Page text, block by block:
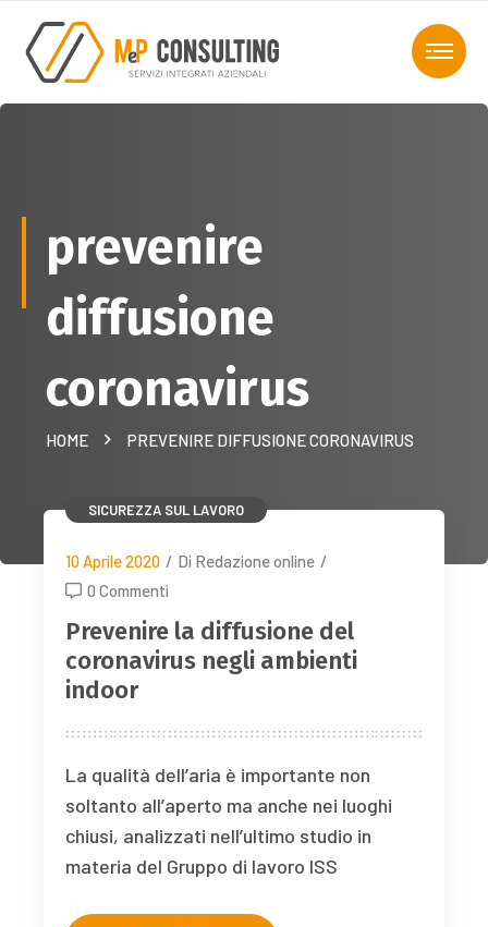
prevenire
diffusione
coronavirus
HOME PREVENIRE DIFFUSIONE CORONAVIRUS
SICUREZZA SUL LAVORO
10 Aprile 2020 / Di Redazione online /
0 Commenti
Prevenire la diffusione del
coronavirus negli ambienti
indoor
La qualità dell’aria è importante non
soltanto all’aperto ma anche nei luoghi
chiusi, analizzati nell’ultimo studio in
materia del Gruppo di lavoro ISS